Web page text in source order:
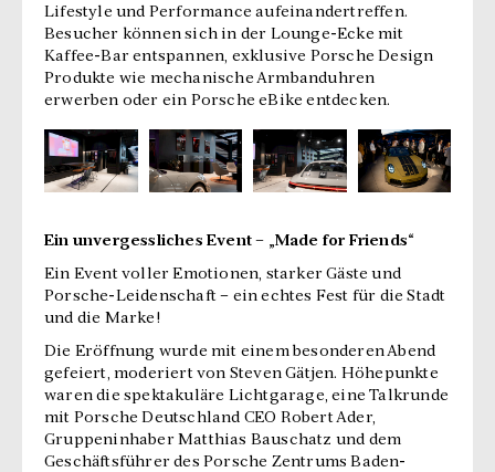
Lifestyle und Performance aufeinandertreffen.
Besucher können sich in der Lounge-Ecke mit
Kaffee-Bar entspannen, exklusive Porsche Design
Produkte wie mechanische Armbanduhren
erwerben oder ein Porsche eBike entdecken.
Ein unvergessliches Event – „Made for Friends“
Ein Event voller Emotionen, starker Gäste und
Porsche-Leidenschaft – ein echtes Fest für die Stadt
und die Marke!
Die Eröffnung wurde mit einem besonderen Abend
gefeiert, moderiert von Steven Gätjen. Höhepunkte
waren die spektakuläre Lichtgarage, eine Talkrunde
mit Porsche Deutschland CEO Robert Ader,
Gruppeninhaber Matthias Bauschatz und dem
Geschäftsführer des Porsche Zentrums Baden-